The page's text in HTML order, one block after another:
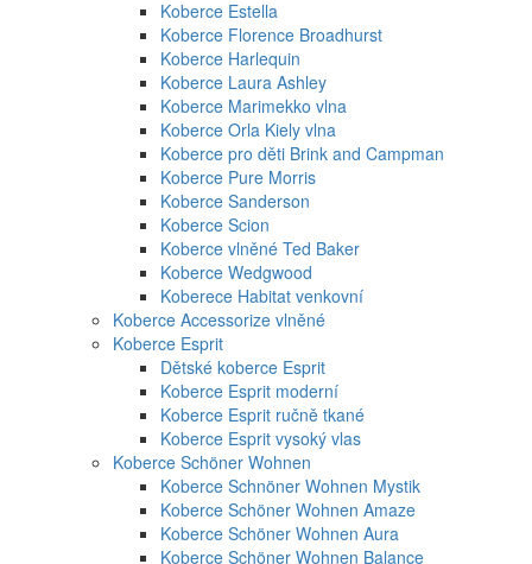
Koberce Estella
Koberce Florence Broadhurst
Koberce Harlequin
Koberce Laura Ashley
Koberce Marimekko vlna
Koberce Orla Kiely vlna
Koberce pro děti Brink and Campman
Koberce Pure Morris
Koberce Sanderson
Koberce Scion
Koberce vlněné Ted Baker
Koberce Wedgwood
Koberece Habitat venkovní
Koberce Accessorize vlněné
Koberce Esprit
Dětské koberce Esprit
Koberce Esprit moderní
Koberce Esprit ručně tkané
Koberce Esprit vysoký vlas
Koberce Schöner Wohnen
Koberce Schnöner Wohnen Mystik
Koberce Schöner Wohnen Amaze
Koberce Schöner Wohnen Aura
Koberce Schöner Wohnen Balance